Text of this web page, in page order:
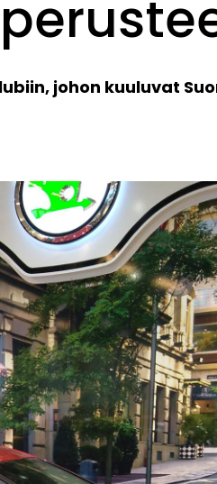
johon kuuluvat